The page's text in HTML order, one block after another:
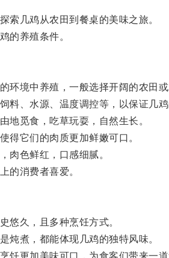
几鸡从农田到餐桌的美味之旅。
养殖条件。
境中养殖，一般选择开阔的农田或
、水源、温度调控等，以保证几鸡
觅食，吃草玩耍，自然生长。
它们的肉质更加鲜嫩可口。
色鲜红，口感细腻。
消费者喜爱。
久，且多种烹饪方式。
煮，都能体现几鸡的独特风味。
更加美味可口，为食客们带来一道